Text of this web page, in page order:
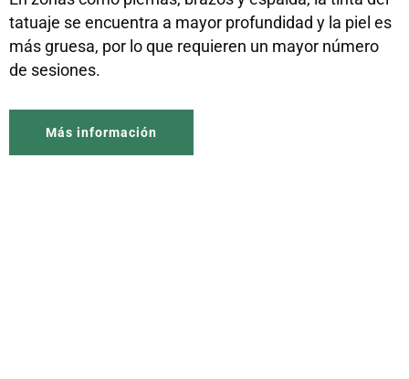
tatuaje se encuentra a mayor profundidad y la piel es
más gruesa, por lo que requieren un mayor número
de sesiones.
Más información